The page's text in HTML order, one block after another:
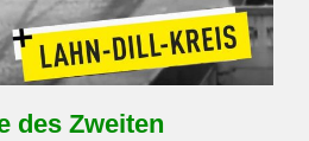
des Zweiten